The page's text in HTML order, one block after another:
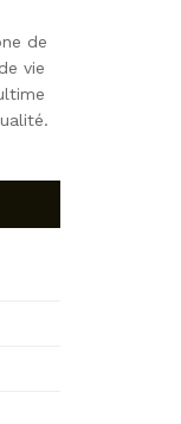
de
vie